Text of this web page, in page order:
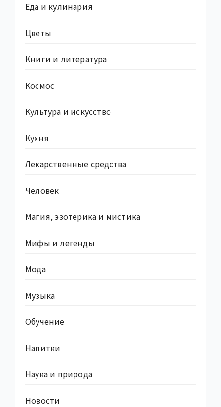
Еда и кулинария
Цветы
Книги и литература
Космос
Культура и искусство
Кухня
Лекарственные средства
Человек
Магия, эзотерика и мистика
Мифы и легенды
Мода
Музыка
Обучение
Напитки
Наука и природа
Новости